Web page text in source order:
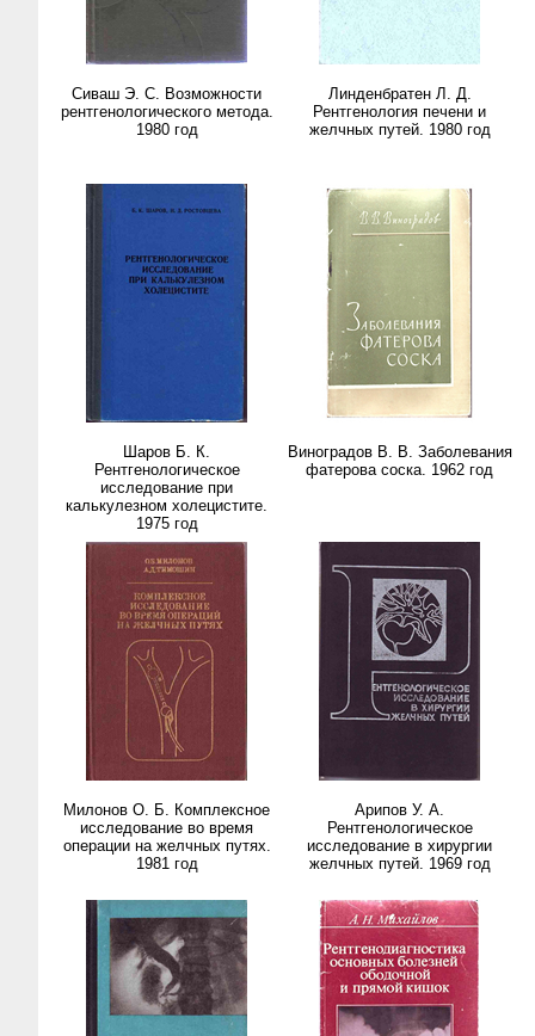
Сиваш Э. С. Возможности
рентгенологического метода.
1980 год
Линденбратен Л. Д.
Рентгенология печени и
желчных путей. 1980 год
Шаров Б. К.
Рентгенологическое
исследование при
калькулезном холецистите.
1975 год
Виноградов В. В. Заболевания
фатерова соска. 1962 год
Милонов О. Б. Комплексное
исследование во время
операции на желчных путях.
1981 год
Арипов У. А.
Рентгенологическое
исследование в хирургии
желчных путей. 1969 год